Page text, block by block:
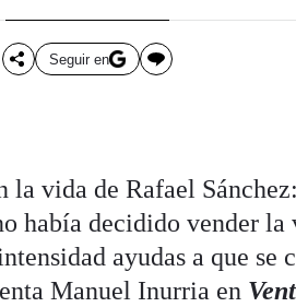
Seguir en
la vida de Rafael
había decidido vender la
ayudas a que se
Manuel Inurria en